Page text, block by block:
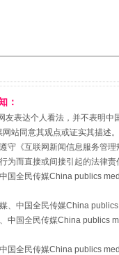
"
：
友表达个人看法，并不表明
站同意其观点或证实其描述
守《互联网新闻信息服务管理
为而直接或间接引起的法律责
国全民传媒China publics
、中国全民传媒China
中国全民传媒China publics
国全民传媒China publics